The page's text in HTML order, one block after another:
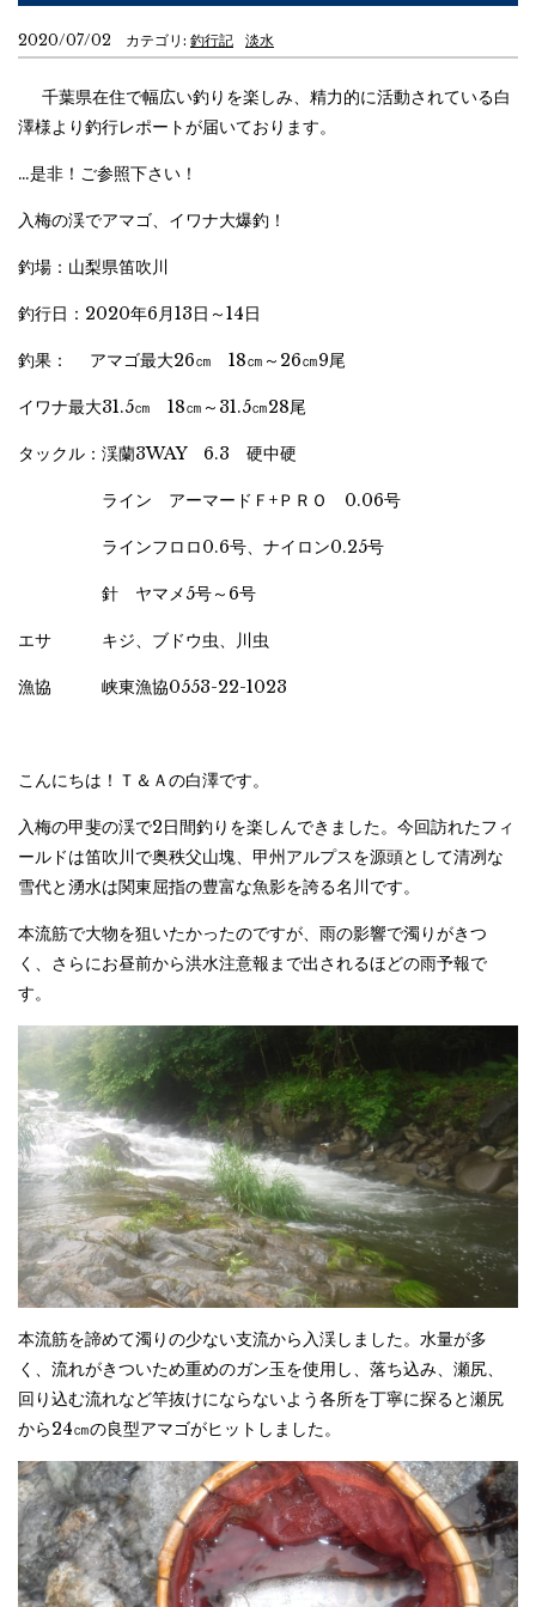
2020/07/02 カテゴリ: 釣行記 淡水
千葉県在住で幅広い釣りを楽しみ、精力的に活動されている白
澤様より釣行レポートが届いております。
…是非！ご参照下さい！
入梅の渓でアマゴ、イワナ大爆釣！
釣場：山梨県笛吹川
釣行日：2020年6月13日～14日
釣果： アマゴ最大26㎝ 18㎝～26㎝9尾
イワナ最大31.5㎝ 18㎝～31.5㎝28尾
タックル：渓蘭3WAY 6.3 硬中硬
ライン アーマードＦ+ＰＲＯ 0.06号
ラインフロロ0.6号、ナイロン0.25号
針 ヤマメ5号～6号
エサ キジ、ブドウ虫、川虫
漁協 峡東漁協0553-22-1023
こんにちは！Ｔ＆Ａの白澤です。
入梅の甲斐の渓で2日間釣りを楽しんできました。今回訪れたフィ
ールドは笛吹川で奥秩父山塊、甲州アルプスを源頭として清冽な
雪代と湧水は関東屈指の豊富な魚影を誇る名川です。
本流筋で大物を狙いたかったのですが、雨の影響で濁りがきつ
く、さらにお昼前から洪水注意報まで出されるほどの雨予報で
す。
本流筋を諦めて濁りの少ない支流から入渓しました。水量が多
く、流れがきついため重めのガン玉を使用し、落ち込み、瀬尻、
回り込む流れなど竿抜けにならないよう各所を丁寧に探ると瀬尻
から24㎝の良型アマゴがヒットしました。